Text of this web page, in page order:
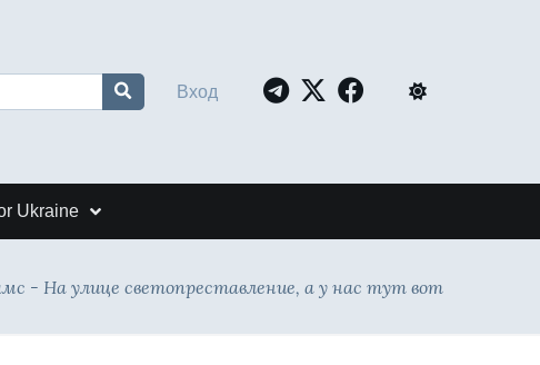
Вход
Ukraine
- На улице светопреставление, а у нас тут вот